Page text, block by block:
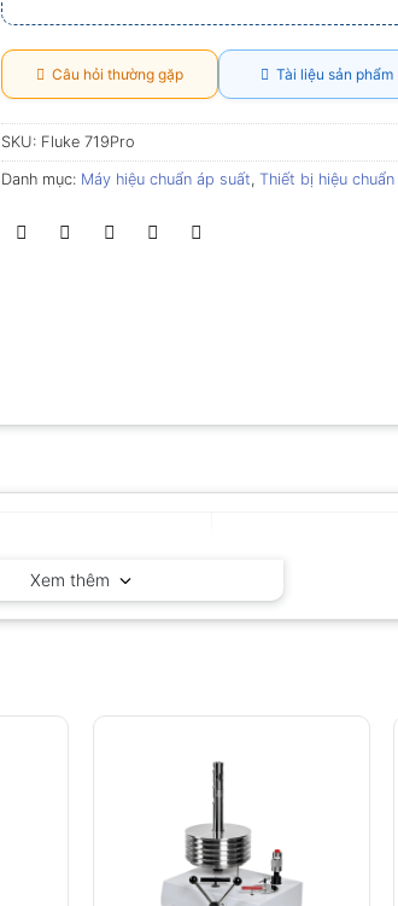
Câu hỏi thường gặp Tài liệu sản phẩm
SKU: Fluke 719Pro
Danh mục: Máy hiệu chuẩn áp suất, Thiết bị hiệu chuẩn
Xem thêm